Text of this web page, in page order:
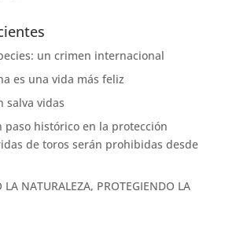
un crimen internacional
es una vida más feliz
salva vidas
paso histórico en la protección
de toros serán prohibidas desde
LA NATURALEZA, PROTEGIENDO LA